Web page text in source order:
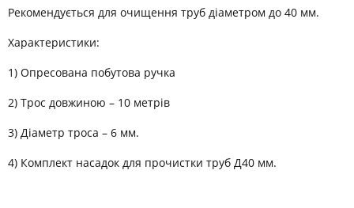
Рекомендується для очищення труб діаметром до 40 мм.
Характеристики:
1) Опресована побутова ручка
2) Трос довжиною – 10 метрів
3) Діаметр троса – 6 мм.
4) Комплект насадок для прочистки труб Д40 мм.